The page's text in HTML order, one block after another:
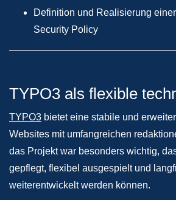
Definition und Realisierung
Security Policy
TYPO3 als flexible
TYPO3 bietet eine stabile und
Websites mit umfangreichen
das Projekt war besonders wichtig,
gepflegt, flexibel ausgespielt und
weiterentwickelt werden können.